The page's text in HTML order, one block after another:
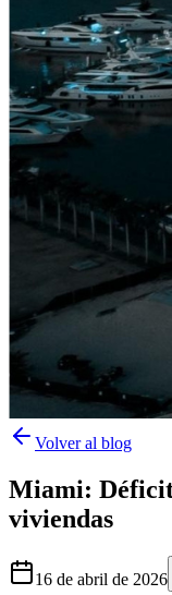
Volver al blog
Miami: Déficit
viviendas
16 de abril de 2026